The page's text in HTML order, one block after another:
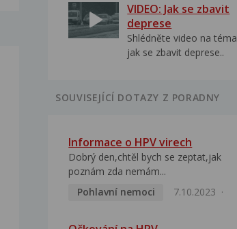
VIDEO: Jak se zbavit
deprese
Shlédněte video na téma
jak se zbavit deprese..
SOUVISEJÍCÍ DOTAZY Z PORADNY
Informace o HPV virech
Dobrý den,chtěl bych se zeptat,jak
poznám zda nemám...
Pohlavní nemoci
7.10.2023